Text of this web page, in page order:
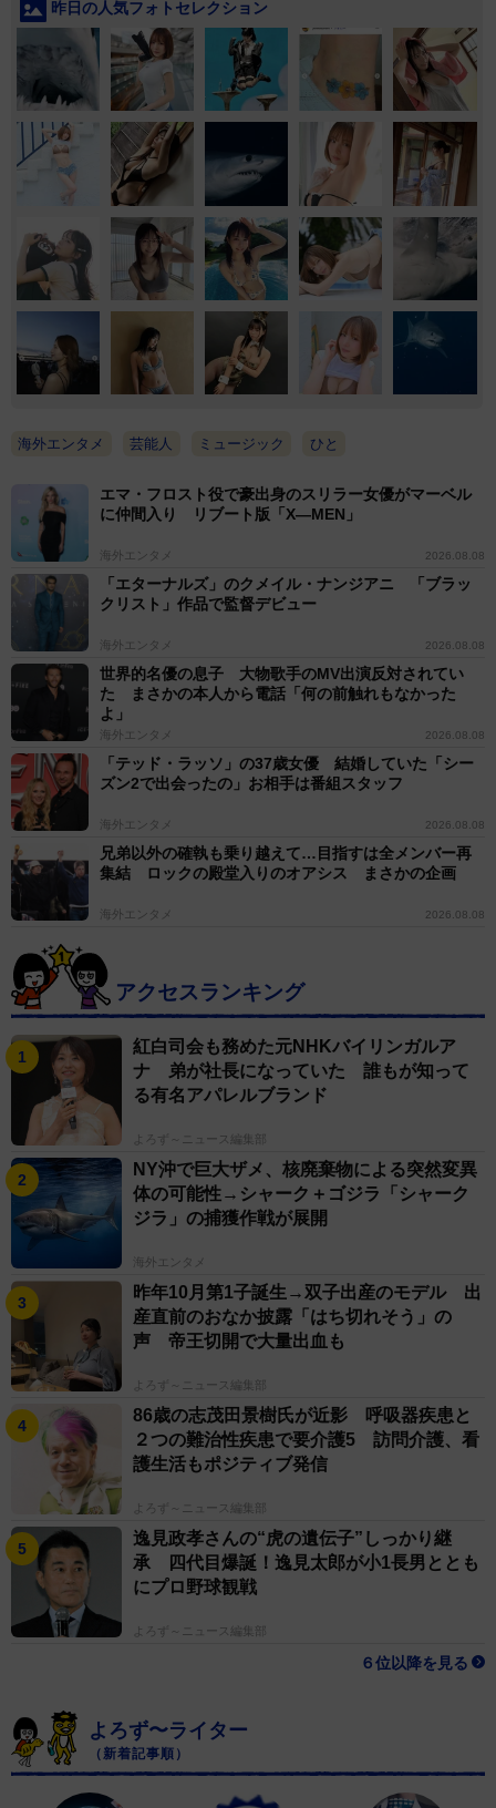
昨日の人気フォトセレクション
海外エンタメ 芸能人 ミュージック ひと
エマ・フロスト役で豪出身のスリラー女優がマーベル
に仲間入り リブート版「X―MEN」
海外エンタメ 2026.08.08
「エターナルズ」のクメイル・ナンジアニ 「ブラッ
クリスト」作品で監督デビュー
海外エンタメ 2026.08.08
世界的名優の息子 大物歌手のMV出演反対されてい
た まさかの本人から電話「何の前触れもなかった
よ」
海外エンタメ 2026.08.08
「テッド・ラッソ」の37歳女優 結婚していた「シー
ズン2で出会ったの」お相手は番組スタッフ
海外エンタメ 2026.08.08
兄弟以外の確執も乗り越えて…目指すは全メンバー再
集結 ロックの殿堂入りのオアシス まさかの企画
海外エンタメ 2026.08.08
アクセスランキング
紅白司会も務めた元NHKバイリンガルア
ナ 弟が社長になっていた 誰もが知って
る有名アパレルブランド
よろず～ニュース編集部
NY沖で巨大ザメ、核廃棄物による突然変異
体の可能性→シャーク＋ゴジラ「シャーク
ジラ」の捕獲作戦が展開
海外エンタメ
昨年10月第1子誕生→双子出産のモデル 出
産直前のおなか披露「はち切れそう」の
声 帝王切開で大量出血も
よろず～ニュース編集部
86歳の志茂田景樹氏が近影 呼吸器疾患と
２つの難治性疾患で要介護5 訪問介護、看
護生活もポジティブ発信
よろず～ニュース編集部
逸見政孝さんの“虎の遺伝子”しっかり継
承 四代目爆誕！逸見太郎が小1長男ととも
にプロ野球観戦
よろず～ニュース編集部
６位以降を見る
よろず〜ライター
（新着記事順）